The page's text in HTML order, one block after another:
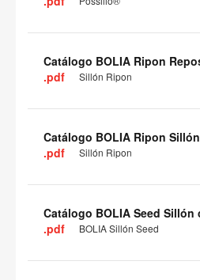
.pdf
Sillón Ripon
Catálogo BOLIA Ripon Sillón
.pdf
Sillón Ripon
.pdf
BOLIA Sillón Seed